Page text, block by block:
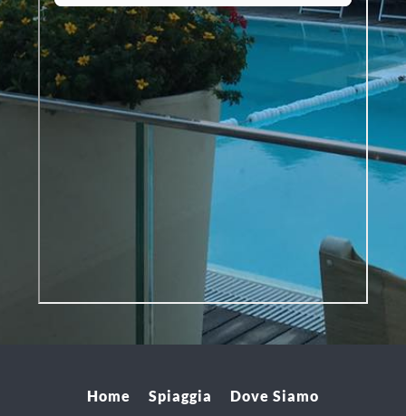
Home Spiaggia Dove Siamo